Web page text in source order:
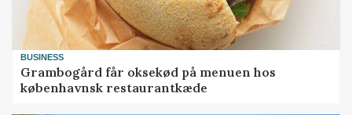
BUSINESS
Grambogård får oksekød på menuen hos
københavnsk restaurantkæde